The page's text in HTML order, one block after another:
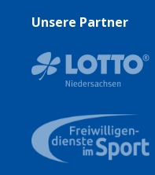
Unsere Partner